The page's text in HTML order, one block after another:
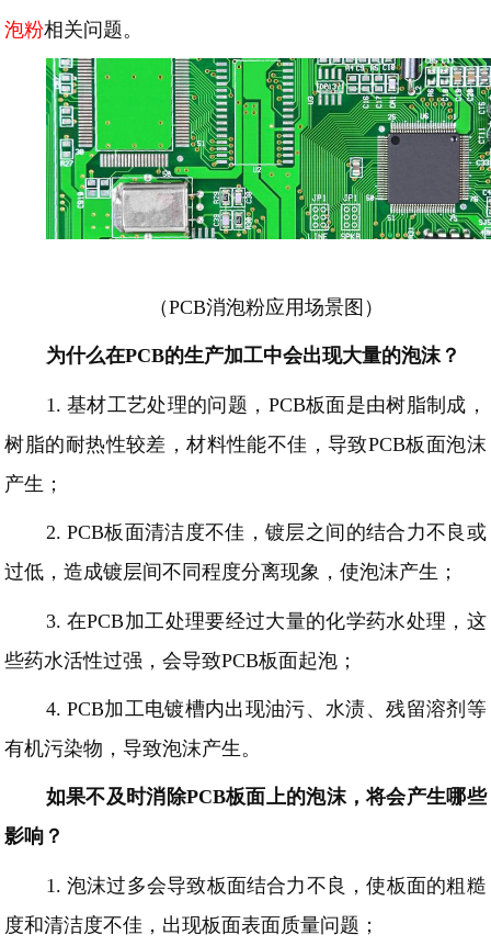
泡粉相关问题。
（PCB消泡粉应用场景图）
为什么在PCB的生产加工中会出现大量的泡沫？
1.基材工艺处理的问题， PCB板面是由树脂制成，
树脂的耐热性较差，材料性能不佳，导致PCB板面泡沫
产生；
2.PCB板面清洁度不佳，镀层之间的结合力不良或
过低，造成镀层间不同程度分离现象，使泡沫产生；
3.在PCB加工处理要经过大量的化学药水处理， 这
些药水活性过强 ，会导致PCB板面起泡；
4.PCB加工电镀槽内出现油污、水渍、残留溶剂等
有机污染物，导致泡沫产生。
如果不及时消除PCB板面上的泡沫，将会产生哪些
影响？
1.泡沫过多会导致板面结合力不良，使板面的粗糙
度和清洁度不佳，出现板面表面质量问题；